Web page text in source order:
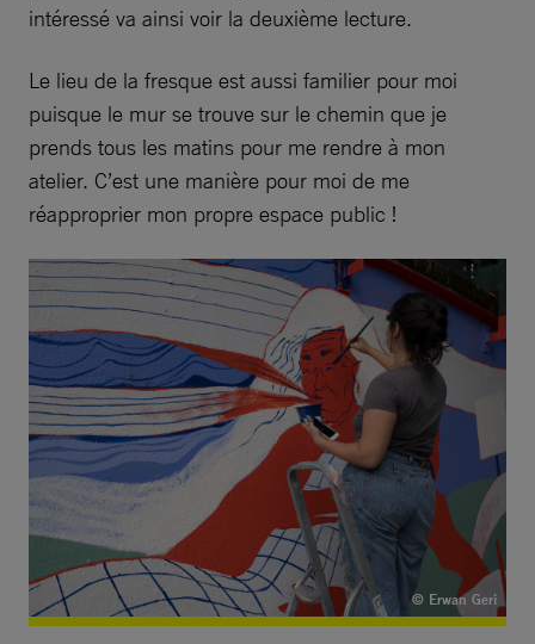
intéressé va ainsi voir la deuxième lecture.
Le lieu de la fresque est aussi familier pour moi
puisque le mur se trouve sur le chemin que je
prends tous les matins pour me rendre à mon
atelier. C’est une manière pour moi de me
réapproprier mon propre espace public !
© Erwan Geri